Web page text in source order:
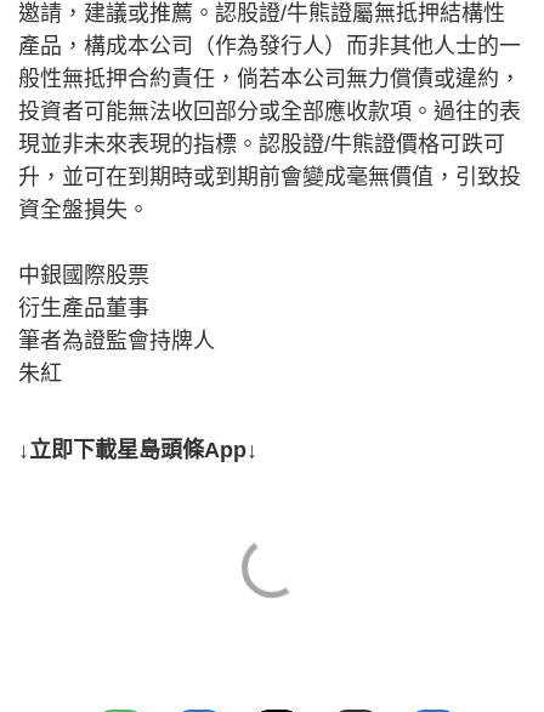
邀請，建議或推薦。認股證/牛熊證屬無抵押結構性
產品，構成本公司（作為發行人）而非其他人士的一
般性無抵押合約責任，倘若本公司無力償債或違約，
投資者可能無法收回部分或全部應收款項。過往的表
現並非未來表現的指標。認股證/牛熊證價格可跌可
升，並可在到期時或到期前會變成毫無價值，引致投
資全盤損失。
中銀國際股票
衍生產品董事
筆者為證監會持牌人
朱紅
↓立即下載星島頭條App↓